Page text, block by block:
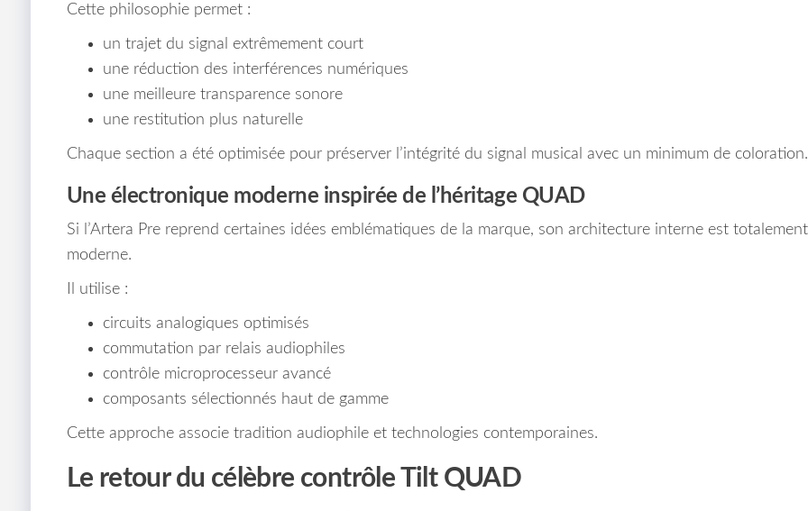
Cette philosophie permet :
un trajet du signal extrêmement court
une réduction des interférences numériques
une meilleure transparence sonore
une restitution plus naturelle
Chaque section a été optimisée pour préserver l’intégrité du signal musical avec un minimum de coloration.
Une électronique moderne inspirée de l’héritage QUAD
Si l’Artera Pre reprend certaines idées emblématiques de la marque, son architecture interne est totalement
moderne.
Il utilise :
circuits analogiques optimisés
commutation par relais audiophiles
contrôle microprocesseur avancé
composants sélectionnés haut de gamme
Cette approche associe tradition audiophile et technologies contemporaines.
Le retour du célèbre contrôle Tilt QUAD